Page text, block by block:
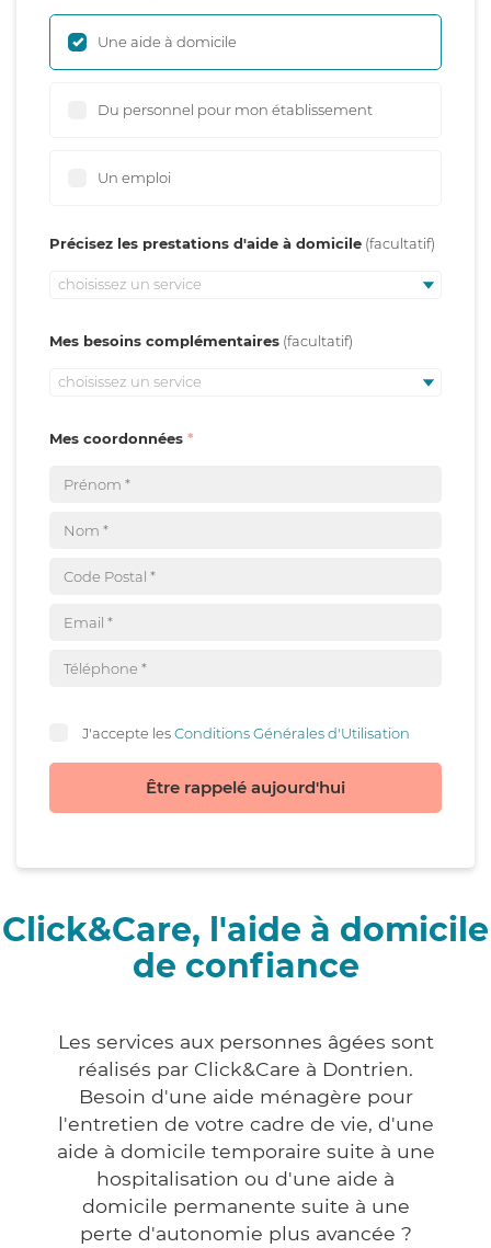
Une aide à domicile
Du personnel pour mon établissement
Un emploi
Précisez les prestations d'aide à domicile
choisissez un service
Mes besoins complémentaires
choisissez un service
Mes coordonnées
J'accepte lesConditions Générales d'Utilisation
Être rappelé aujourd'hui
Click&Care, l'aide à domicile
de confiance
Les services aux personnes âgées sont
réalisés par Click&Care à Dontrien.
Besoin d'une aide ménagère pour
l'entretien de votre cadre de vie, d'une
aide à domicile temporaire suite à une
hospitalisation ou d'une aide à
domicile permanente suite à une
perte d'autonomie plus avancée ?